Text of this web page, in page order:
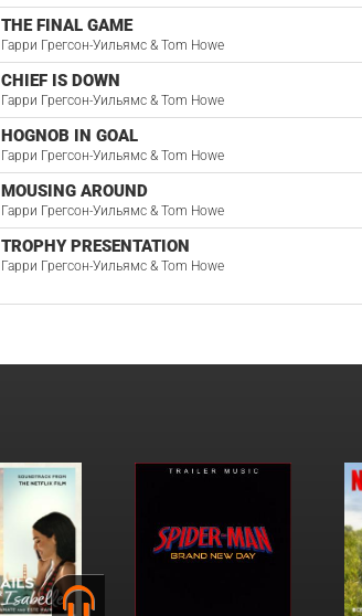
THE FINAL GAME
Гарри Грегсон-Уильямс & Tom Howe
CHIEF IS DOWN
Гарри Грегсон-Уильямс & Tom Howe
HOGNOB IN GOAL
Гарри Грегсон-Уильямс & Tom Howe
MOUSING AROUND
Гарри Грегсон-Уильямс & Tom Howe
TROPHY PRESENTATION
Гарри Грегсон-Уильямс & Tom Howe